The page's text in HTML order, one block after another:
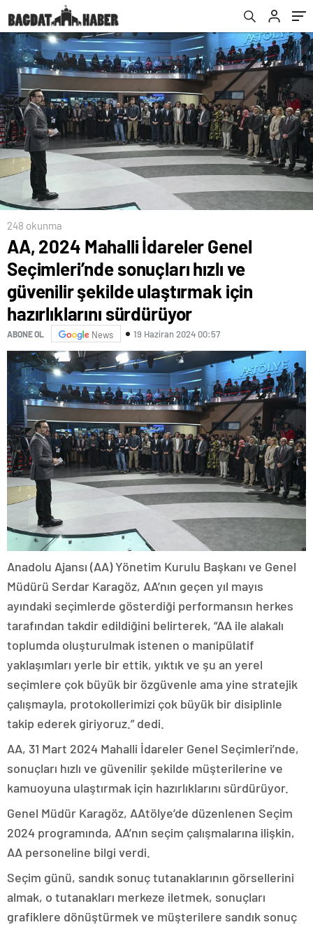
şekilde ulaştırmak için hazırlıklarını
sürdürüyor
248 okunma
AA, 2024 Mahalli İdareler Genel
Seçimleri’nde sonuçları hızlı ve
güvenilir şekilde ulaştırmak için
hazırlıklarını sürdürüyor
ABONE OL News 19 Haziran 2024 00:57
Anadolu Ajansı (AA) Yönetim Kurulu Başkanı ve Genel
Müdürü Serdar Karagöz, AA’nın geçen yıl mayıs
ayındaki seçimlerde gösterdiği performansın herkes
tarafından takdir edildiğini belirterek, “AA ile alakalı
toplumda oluşturulmak istenen o manipülatif
yaklaşımları yerle bir ettik, yıktık ve şu an yerel
seçimlere çok büyük bir özgüvenle ama yine stratejik
çalışmayla, protokollerimizi çok büyük bir disiplinle
takip ederek giriyoruz.” dedi.
AA, 31 Mart 2024 Mahalli İdareler Genel Seçimleri’nde,
sonuçları hızlı ve güvenilir şekilde müşterilerine ve
kamuoyuna ulaştırmak için hazırlıklarını sürdürüyor.
Genel Müdür Karagöz, AAtölye’de düzenlenen Seçim
2024 programında, AA’nın seçim çalışmalarına ilişkin,
AA personeline bilgi verdi.
Seçim günü, sandık sonuç tutanaklarının görsellerini
almak, o tutanakları merkeze iletmek, sonuçları
grafiklere dönüştürmek ve müşterilere sandık sonuç